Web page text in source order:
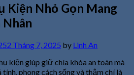
Kiện Nhỏ Gọn Mang
Nhân
2 Tháng 7, 2025 by Linh An
kiện giúp giữ chìa khóa an toàn mà
phong cách sống và thậm chí là